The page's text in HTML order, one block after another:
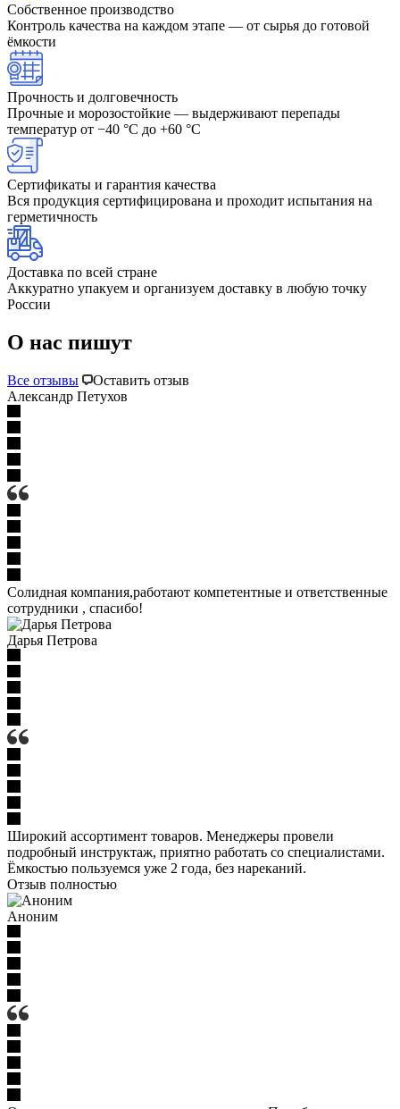
Собственное производство
Контроль качества на каждом этапе — от сырья до готовой
ёмкости
Прочность и долговечность
Прочные и морозостойкие — выдерживают перепады
температур от −40 °C до +60 °C
Сертификаты и гарантия качества
Вся продукция сертифицирована и проходит испытания на
герметичность
Доставка по всей стране
Аккуратно упакуем и организуем доставку в любую точку
России
О нас пишут
Все отзывы
Оставить отзыв
Александр Петухов
Солидная компания,работают компетентные и ответственные
сотрудники , спасибо!
Дарья Петрова
Широкий ассортимент товаров. Менеджеры провели
подробный инструктаж, приятно работать со специалистами.
Ёмкостью пользуемся уже 2 года, без нареканий.
Отзыв полностью
Аноним